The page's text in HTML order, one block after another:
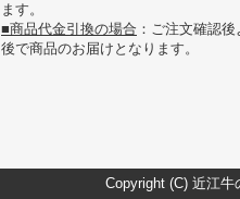
ます。
■商品代金引換の場合 ：ご注文確認
後で商品のお届けとなります。
Copyright (C) 近江牛